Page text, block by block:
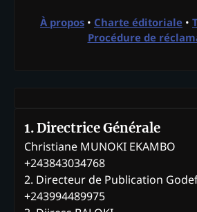
À propos • Charte éditoriale •
Procédure de
1. Directrice Générale
Christiane MUNOKI EKAMBO
+243843034768
2. Directeur de Publication
+243994489975